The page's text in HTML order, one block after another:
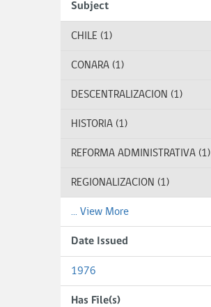
Subject
CHILE (1)
CONARA (1)
DESCENTRALIZACION (1)
HISTORIA (1)
REFORMA ADMINISTRATIVA (1)
REGIONALIZACION (1)
... View More
Date Issued
1976
Has File(s)